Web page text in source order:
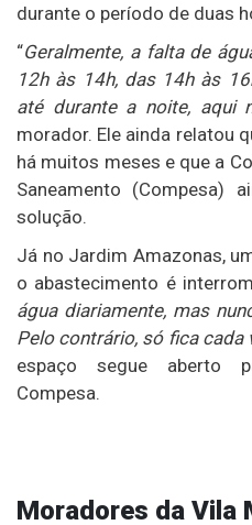
durante o período de duas
“Geralmente, a falta de
12h às 14h, das 14h às
até durante a noite, aqui
morador. Ele ainda relatou
há muitos meses e que a
Saneamento (Compesa)
solução.
Já no Jardim Amazonas,
o abastecimento é
água diariamente, mas
Pelo contrário, só fica cada
espaço segue aberto
Compesa.
Moradores da Vila